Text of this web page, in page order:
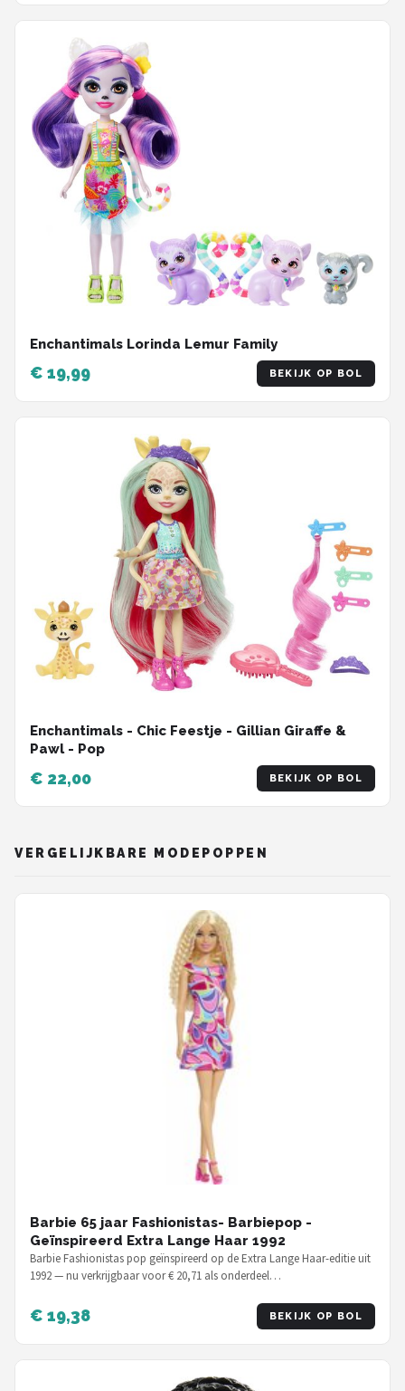
Enchantimals Lorinda Lemur Family
€ 19,99 BEKIJK OP BOL
Enchantimals - Chic Feestje - Gillian Giraffe &
Pawl - Pop
€ 22,00 BEKIJK OP BOL
VERGELIJKBARE MODEPOPPEN
Barbie 65 jaar Fashionistas- Barbiepop -
Geïnspireerd Extra Lange Haar 1992
Barbie Fashionistas pop geïnspireerd op de Extra Lange Haar-editie uit
1992 — nu verkrijgbaar voor € 20,71 als onderdeel…
€ 19,38 BEKIJK OP BOL